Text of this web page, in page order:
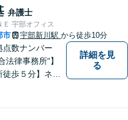
弁護士
宇部オフィス
市 宇部新川駅 から徒歩10分
点数ナンバー
法律事務所"】
徒歩５分】ネッ
詳細を見
る